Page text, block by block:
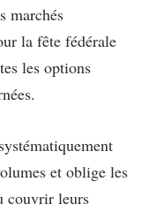
marchés
la fête fédérale
les options
et oblige les
couvrir leurs